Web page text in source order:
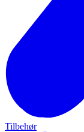
Tilbehør